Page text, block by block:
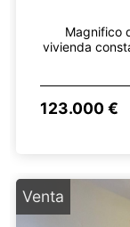
Magnifico
vivienda
123.000 €
Venta